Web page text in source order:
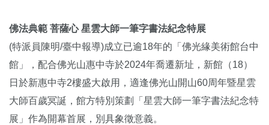
佛法典範 菩薩心 星雲大師一筆字書法紀念特展
(特派員陳明/臺中報導)成立已逾18年的「佛光緣美術館台中
館」，配合佛光山惠中寺於2024年喬遷新址，新館（18）
日於新惠中寺2樓盛大啟用，適逢佛光山開山60周年暨星雲
大師百歲冥誕，館方特別策劃「星雲大師一筆字書法紀念特
展」作為開幕首展，別具象徵意義。